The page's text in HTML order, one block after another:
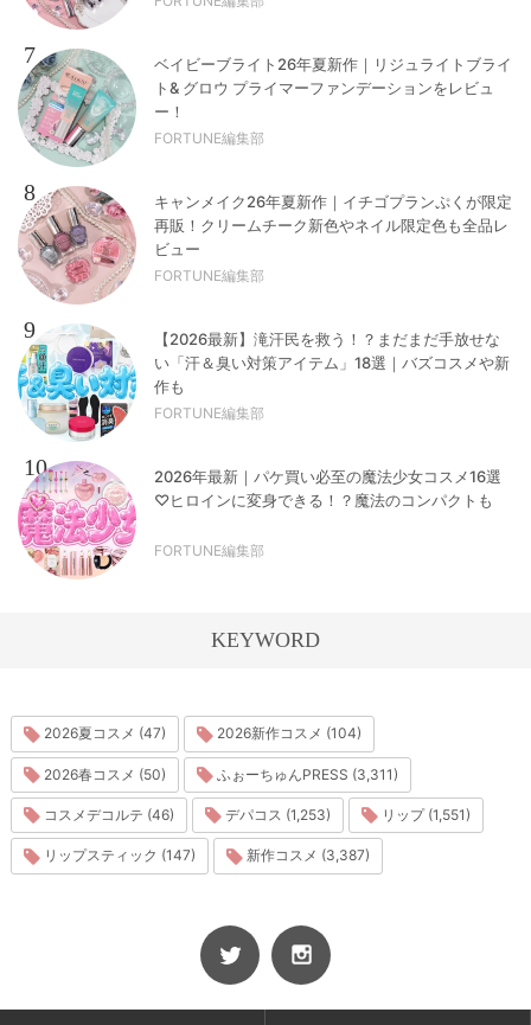
7
ベイビーブライト26年夏新作｜リジュライトブライ
ト& グロウ プライマーファンデーションをレビュ
ー！
FORTUNE編集部
8
キャンメイク26年夏新作｜イチゴプランぷくが限定
再販！クリームチーク新色やネイル限定色も全品レ
ビュー
FORTUNE編集部
9
【2026最新】滝汗民を救う！？まだまだ手放せな
い「汗＆臭い対策アイテム」18選｜バズコスメや新
作も
FORTUNE編集部
10
2026年最新｜パケ買い必至の魔法少女コスメ16選
♡ヒロインに変身できる！？魔法のコンパクトも
FORTUNE編集部
KEYWORD
2026夏コスメ (47) 2026新作コスメ (104)
2026春コスメ (50) ふぉーちゅんPRESS (3,311)
コスメデコルテ (46) デパコス (1,253) リップ (1,551)
リップスティック (147) 新作コスメ (3,387)